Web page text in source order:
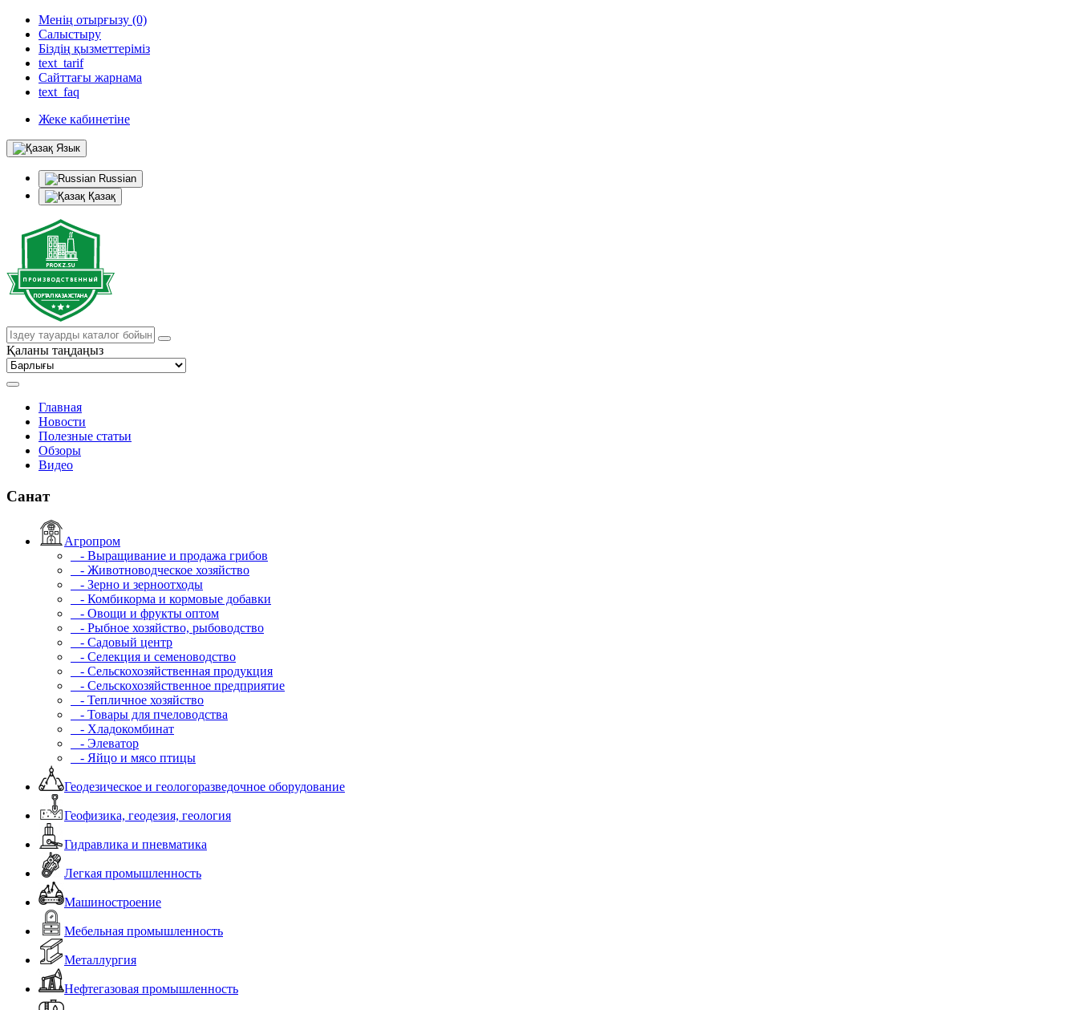
Менің отырғызу (0)
Салыстыру
Біздің қызметтеріміз
text_tarif
Сайттағы жарнама
text_faq
Жеке кабинетіне
Язык
Russian
Қазақ
Қаланы таңдаңыз
Главная
Новости
Полезные статьи
Обзоры
Видео
Санат
Агропром
- Выращивание и продажа грибов
- Животноводческое хозяйство
- Зерно и зерноотходы
- Комбикорма и кормовые добавки
- Овощи и фрукты оптом
- Рыбное хозяйство, рыбоводство
- Садовый центр
- Селекция и семеноводство
- Сельскохозяйственная продукция
- Сельскохозяйственное предприятие
- Тепличное хозяйство
- Товары для пчеловодства
- Хладокомбинат
- Элеватор
- Яйцо и мясо птицы
Геодезическое и геологоразведочное оборудование
Геофизика, геодезия, геология
Гидравлика и пневматика
Легкая промышленность
Машиностроение
Мебельная промышленность
Металлургия
Нефтегазовая промышленность